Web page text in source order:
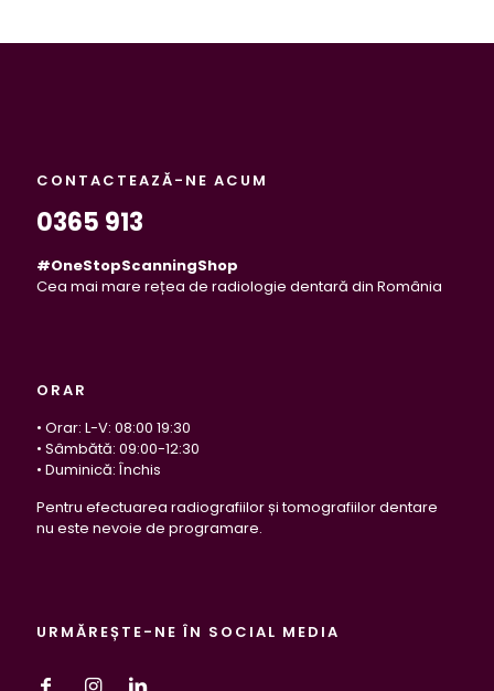
CONTACTEAZĂ-NE ACUM
0365 913
#OneStopScanningShop
Cea mai mare rețea de radiologie dentară din România
ORAR
• Orar: L-V: 08:00 19:30
• Sâmbătă: 09:00-12:30
• Duminică: Închis
Pentru efectuarea radiografiilor și tomografiilor dentare
nu este nevoie de programare.
URMĂREȘTE-NE ÎN SOCIAL MEDIA